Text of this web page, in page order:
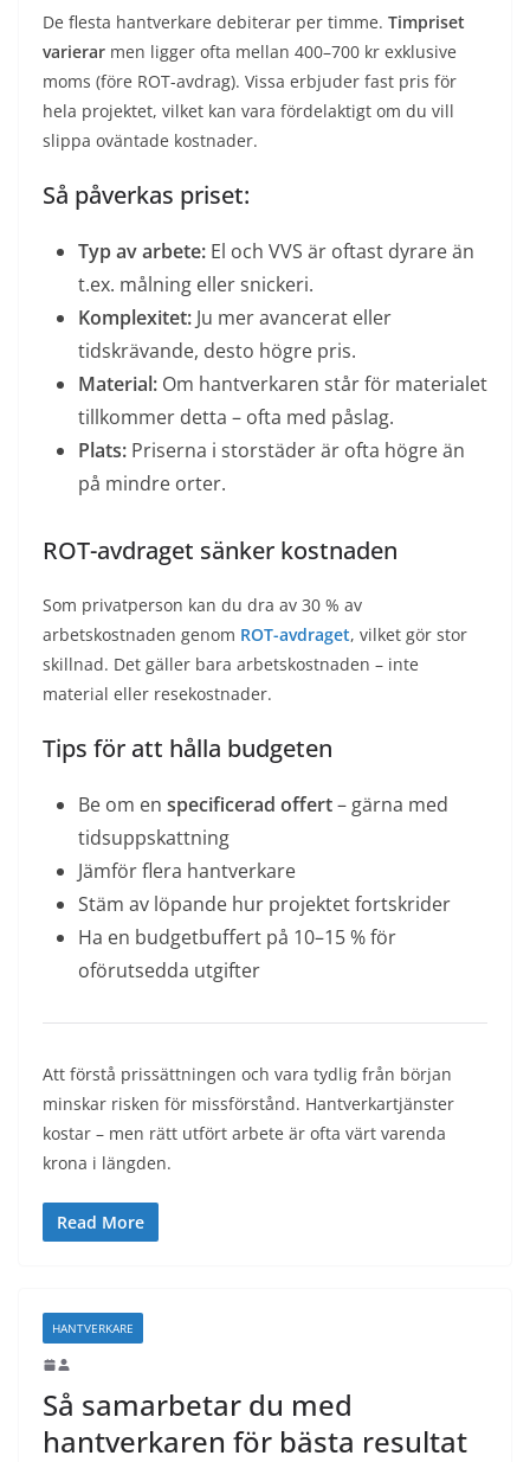
De flesta hantverkare debiterar per timme. Timpriset
varierar men ligger ofta mellan 400–700 kr exklusive
moms (före ROT-avdrag). Vissa erbjuder fast pris för
hela projektet, vilket kan vara fördelaktigt om du vill
slippa oväntade kostnader.
Så påverkas priset:
Typ av arbete: El och VVS är oftast dyrare än
t.ex. målning eller snickeri.
Komplexitet: Ju mer avancerat eller
tidskrävande, desto högre pris.
Material: Om hantverkaren står för materialet
tillkommer detta – ofta med påslag.
Plats: Priserna i storstäder är ofta högre än
på mindre orter.
ROT-avdraget sänker kostnaden
Som privatperson kan du dra av 30 % av
arbetskostnaden genom ROT-avdraget, vilket gör stor
skillnad. Det gäller bara arbetskostnaden – inte
material eller resekostnader.
Tips för att hålla budgeten
Be om en specificerad offert– gärna med
tidsuppskattning
Jämför flera hantverkare
Stäm av löpande hur projektet fortskrider
Ha en budgetbuffert på 10–15 % för
oförutsedda utgifter
Att förstå prissättningen och vara tydlig från början
minskar risken för missförstånd. Hantverkartjänster
kostar – men rätt utfört arbete är ofta värt varenda
krona i längden.
Read More
HANTVERKARE
Så samarbetar du med
hantverkaren för bästa resultat